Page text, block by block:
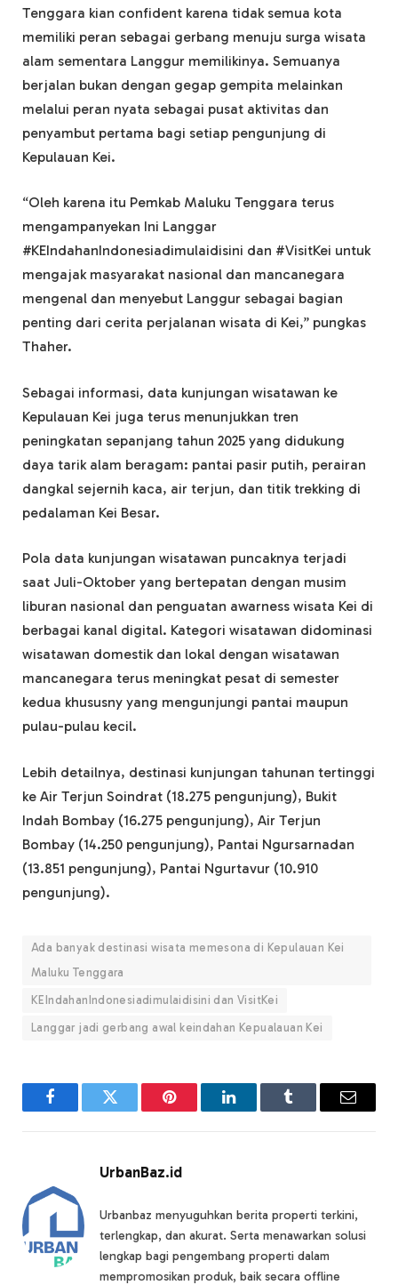
Tenggara kian confident karena tidak semua kota
memiliki peran sebagai gerbang menuju surga wisata
alam sementara Langgur memilikinya. Semuanya
berjalan bukan dengan gegap gempita melainkan
melalui peran nyata sebagai pusat aktivitas dan
penyambut pertama bagi setiap pengunjung di
Kepulauan Kei.
“Oleh karena itu Pemkab Maluku Tenggara terus
mengampanyekan Ini Langgar
#KEIndahanIndonesiadimulaidisini dan #VisitKei untuk
mengajak masyarakat nasional dan mancanegara
mengenal dan menyebut Langgur sebagai bagian
penting dari cerita perjalanan wisata di Kei,” pungkas
Thaher.
Sebagai informasi, data kunjungan wisatawan ke
Kepulauan Kei juga terus menunjukkan tren
peningkatan sepanjang tahun 2025 yang didukung
daya tarik alam beragam: pantai pasir putih, perairan
dangkal sejernih kaca, air terjun, dan titik trekking di
pedalaman Kei Besar.
Pola data kunjungan wisatawan puncaknya terjadi
saat Juli-Oktober yang bertepatan dengan musim
liburan nasional dan penguatan awarness wisata Kei di
berbagai kanal digital. Kategori wisatawan didominasi
wisatawan domestik dan lokal dengan wisatawan
mancanegara terus meningkat pesat di semester
kedua khususny yang mengunjungi pantai maupun
pulau-pulau kecil.
Lebih detailnya, destinasi kunjungan tahunan tertinggi
ke Air Terjun Soindrat (18.275 pengunjung), Bukit
Indah Bombay (16.275 pengunjung), Air Terjun
Bombay (14.250 pengunjung), Pantai Ngursarnadan
(13.851 pengunjung), Pantai Ngurtavur (10.910
pengunjung).
Ada banyak destinasi wisata memesona di Kepulauan Kei
Maluku Tenggara
KEIndahanIndonesiadimulaidisini dan VisitKei
Langgar jadi gerbang awal keindahan Kepualauan Kei
FacebookTwitter Pinterest LinkedInTumblr Email
UrbanBaz.id
Urbanbaz menyuguhkan berita properti terkini,
terlengkap, dan akurat. Serta menawarkan solusi
lengkap bagi pengembang properti dalam
mempromosikan produk, baik secara offline